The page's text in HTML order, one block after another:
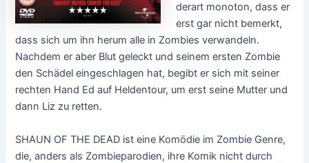
derart monoton, dass er
erst gar nicht bemerkt,
dass sich um ihn herum alle in Zombies verwandeln.
Nachdem er aber Blut geleckt und seinem ersten Zombie
den Schädel eingeschlagen hat, begibt er sich mit seiner
rechten Hand Ed auf Heldentour, um erst seine Mutter und
dann Liz zu retten.
SHAUN OF THE DEAD ist eine Komödie im Zombie Genre,
die, anders als Zombieparodien, ihre Komik nicht durch